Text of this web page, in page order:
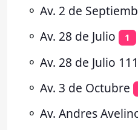
⚬ Av. 2 de
⚬ Av. 28 de Julio 1
⚬ Av. 28 de Julio 111
⚬ Av. 3 de Octubre
⚬ Av. Andres